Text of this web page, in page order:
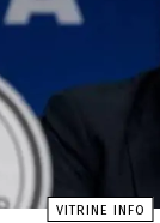
VITRINE INFO